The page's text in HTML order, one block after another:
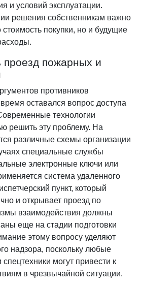
и условий эксплуатации.
решения собственникам важно
стоимость покупки, но и будущие
проезд пожарных и
противников
оставался вопрос доступа
технологии
решить эту проблему. На
различные схемы организации
специальные службы
электронные ключи или
система удаленного
пункт, который
и открывает проезд по
взаимодействия должны
еще на стадии подготовки
этому вопросу уделяют
надзора, поскольку любые
спецтехники могут привести к
в чрезвычайной ситуации.